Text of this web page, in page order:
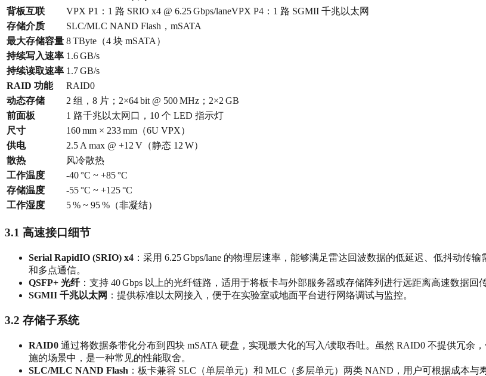
背板互联
VPX P1：1 路 SRIO x4 @ 6.25 Gbps/laneVPX P4：1 路 SGMII 千兆以太网
存储介质
SLC/MLC NAND Flash，mSATA
最大存储容量 8 TByte（4 块 mSATA）
持续写入速率 1.6 GB/s
持续读取速率 1.7 GB/s
RAID 功能
RAID0
动态存储
2 组，8 片；2×64 bit @ 500 MHz；2×2 GB
前面板
1 路千兆以太网口，10 个 LED 指示灯
尺寸
160 mm × 233 mm（6U VPX）
供电
2.5 A max @ +12 V（静态 12 W）
散热
风冷散热
工作温度
-40 °C ~ +85 °C
存储温度
-55 °C ~ +125 °C
工作湿度
5 % ~ 95 %（非凝结）
3.1 高速接口细节
Serial RapidIO (SRIO) x4 ：采用 6.25 Gbps/lane 的物理层速率，能够满足雷达回波数据的低延迟、低抖动
和多点通信。
QSFP+ 光纤：支持 40 Gbps 以上的光纤链路，适用于将板卡与外部服务器或存储阵列进行远距离高速数据回传
SGMII 千兆以太网 ：提供标准以太网接入，便于在实验室或地面平台进行网络调试与监控。
3.2 存储子系统
RAID0 通过将数据条带化分布到四块 mSATA 硬盘，实现最大化的写入/读取吞吐。虽然 RAID0 不提供冗余
施的场景中，是一种常见的性能取舍。
SLC/MLC NAND Flash ：板卡兼容 SLC（单层单元）和 MLC（多层单元）两类 NAND，用户可根据成本与